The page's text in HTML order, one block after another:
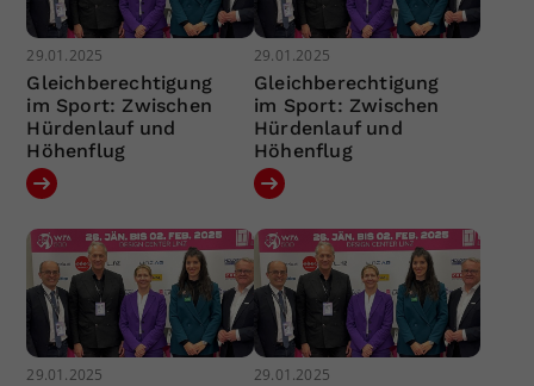
29.01.2025
Gleichberechtigung
im Sport: Zwischen
Hürdenlauf und
Höhenflug
29.01.2025
Gleichberechtigung
im Sport: Zwischen
Hürdenlauf und
Höhenflug
29.01.2025 29.01.2025